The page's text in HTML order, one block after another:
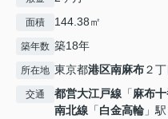
面積 144.38㎡
築年数 築18年
所在地 東京都港区南麻布２丁
交通 都営大江戸線 「麻布
南北線 「白金高輪 」